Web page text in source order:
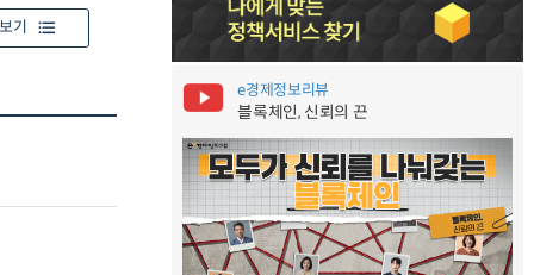
기
e경제정보리뷰
블록체인, 신뢰의 끈